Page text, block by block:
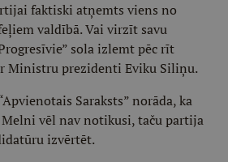
faktiski atņemts viens no
valdībā. Vai virzīt savu
sola izlemt pēc rīt
Ministru prezidenti Eviku Siliņu.
Saraksts” norāda, ka
Melni vēl nav notikusi, taču partija
izvērtēt.